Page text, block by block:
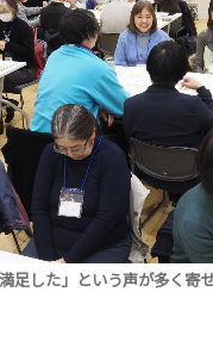
足した」という声が多く寄